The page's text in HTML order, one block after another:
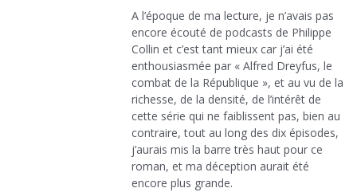
A l’époque de ma lecture, je n’avais pas
encore écouté de podcasts de Philippe
Collin et c’est tant mieux car j’ai été
enthousiasmée par « Alfred Dreyfus, le
combat de la République », et au vu de la
richesse, de la densité, de l’intérêt de
cette série qui ne faiblissent pas, bien au
contraire, tout au long des dix épisodes,
j’aurais mis la barre très haut pour ce
roman, et ma déception aurait été
encore plus grande.